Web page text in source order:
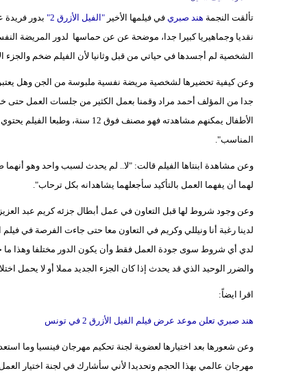
تألقت النجمة هند صبري في فيلمها الأخير "الفيل الأزرق 2"
بدور فريدة
نقديا وجماهيريا كبيرا جدا، موضحة عن عن حماسها لدور المريضة
الشخصية لم أجسدها في حياتي من قبل وثانيا لأن الفيلم ضخم
وعن كيفية تحضيرها لشخصية مريضة نفسية ملبوسة من الجن وهل يعتبر
جدا من المؤلف أحمد مراد وقمنا بعمل الكثير من جلسات العمل حتى
الأطفال يمكنهم مشاهدته فهو
المناسب".
وعن مشاهدة ابنتاها الفيلم قالت: "لا.. لم يحدث لسبب واحد وهو
لهما أن يفهما العمل بالتأكيد سأجعلهما يشاهدانه بكل ترحاب".
وعن وجود شروط لها قبل التعاون في عمل أبطال جزئه كريم عبد
لدينا رغبة أنا ونيللي وكريم في التعاون معا حتى جاءت الفرصة في
لدي أي شروط سوى جودة العمل فقط وأن يكون الدور مختلفا وهذا ما
والضرر الوحيد الذي قد يحدث إذا كان الجزء الجديد مملا أو لا يحمل
اقرا ايضاً:
هند صبري تعلن موعد عرض فيلم الفيل الأزرق 2 في تونس
وعن شعورها بعد اختيارها لعضوية لجنة تحكيم مهرجان فينسيا وما
مهرجان عالمي بهذا الحجم وتحديدا لأني سأشارك في لجنة اختيار